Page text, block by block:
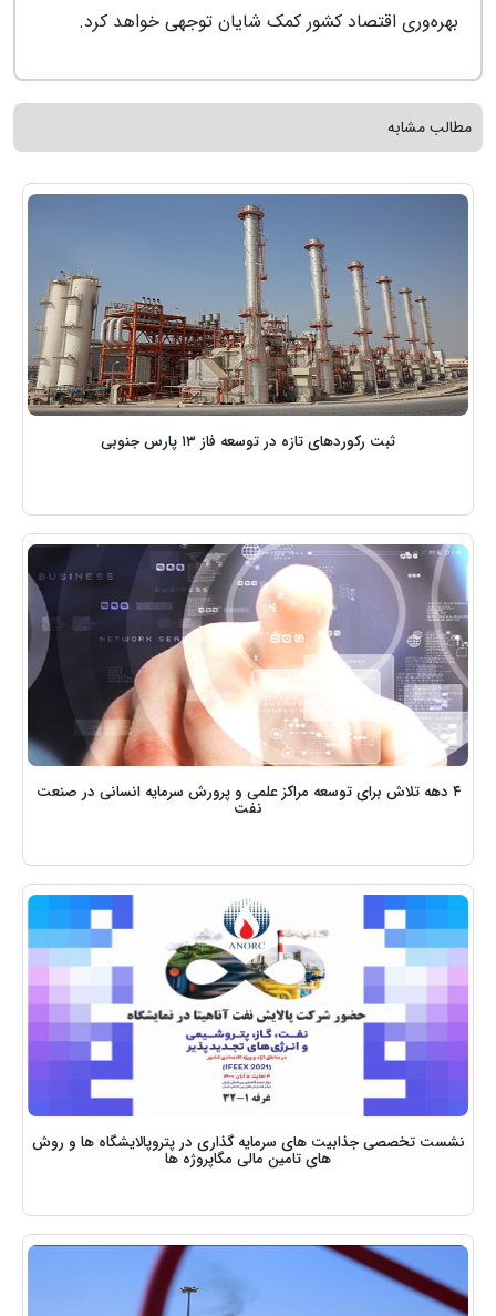
بهره‌وری اقتصاد کشور کمک شایان توجهی خواهد کرد.
مطالب مشابه
ثبت رکوردهای تازه در توسعه فاز ١٣ پارس جنوبی
۴ دهه تلاش برای توسعه مراکز علمی و پرورش سرمایه انسانی در صنعت
نفت
نشست تخصصی جذابیت های سرمایه گذاری در پتروپالایشگاه ها و روش
های تامین مالی مگاپروژه ها